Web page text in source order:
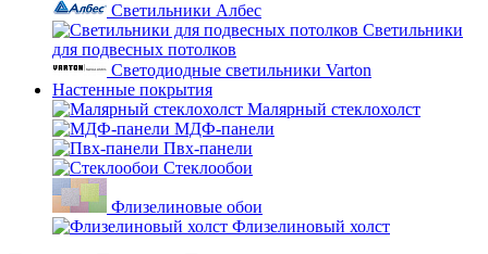
Светильники Албес
Светильники
для подвесных потолков
Светодиодные светильники Varton
Настенные покрытия
Малярный стеклохолст
МДФ-панели
Пвх-панели
Стеклообои
Флизелиновые обои
Флизелиновый холст